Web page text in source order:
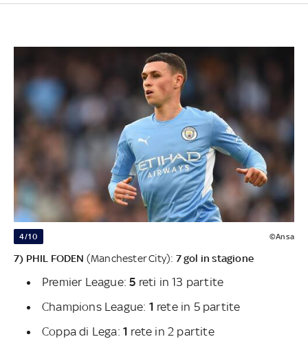
4/10 ©Ansa
7) PHIL FODEN (Manchester City): 7 gol in stagione
Premier League:5 reti in 13 partite
Champions League: 1 rete in 5 partite
Coppa di Lega: 1 rete in 2 partite